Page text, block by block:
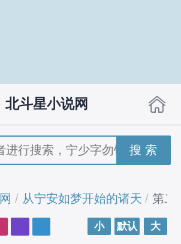
北斗星小说网
搜 索
从宁安如梦开始的诸天 第二
小 默认 大